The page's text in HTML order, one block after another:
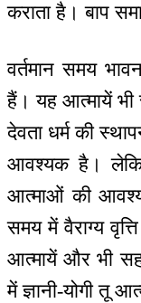
कराता है। बाप
वर्तमान समय
हैं। यह आत्मायें भी
देवता धर्म की
आवश्यक है।
आत्माओं की
समय में वैराग्य
आत्मायें और भी
में ज्ञानी-योगी तू